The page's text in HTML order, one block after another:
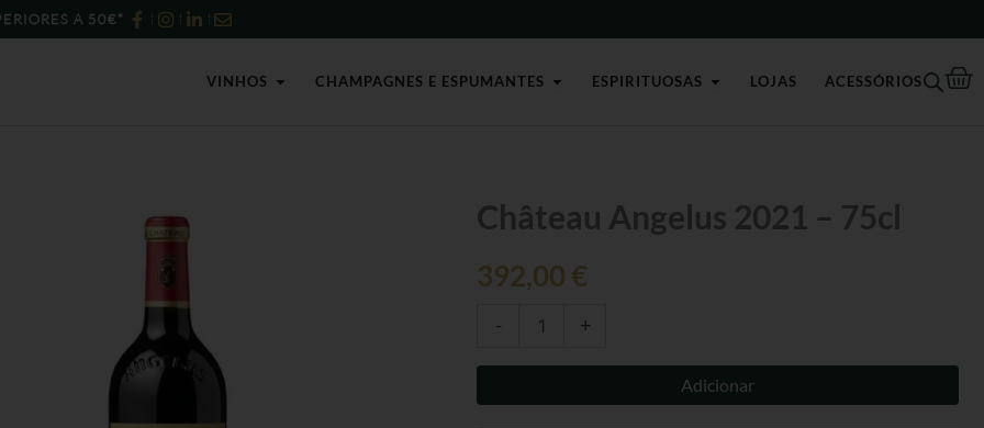
A 50€*
VINHOS Open Vinhos
CHAMPAGNES E ESPUMANTES Open Champagnes e Espumantes
ESPIRITUOSAS Open Espirituosas
LOJAS ACESSÓRIOS
Château Angelus 2021 – 75cl
392,00 €
-
Quantidade
de
Angelus
+
Adicionar
-